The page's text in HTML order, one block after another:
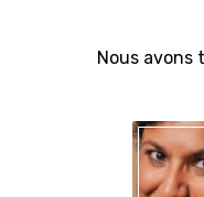
Nous avons